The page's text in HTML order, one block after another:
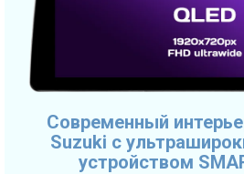
Современный
Suzuki с
устройством